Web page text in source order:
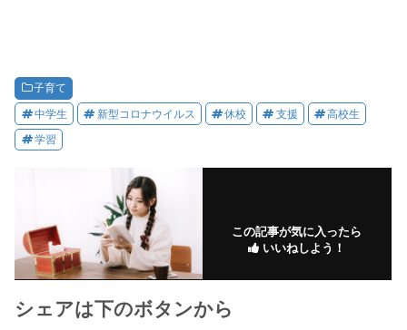
子育て
中学生 新型コロナウイルス 休校 支援 高校生
学習
この記事が気に入ったら
いいねしよう！
シェアは下のボタンから